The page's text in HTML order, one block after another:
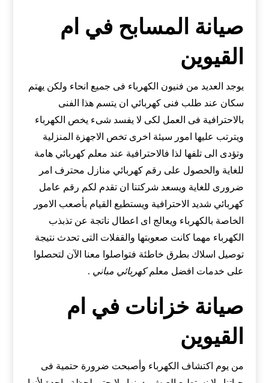
صيانة المسابح في ام
القيوين
يوجد العديد من فنيون الكهرباء فى جميع انحاء ولكن يهتم
سكان عند طلب فنى كهربائي ان يتسم هذا الفنى
بالاحترافية فى العمل لكى لا يفسد شىء يخص الكهرباء
ويترتب عليها امور سيئة اخرى تخص الاجهزة المنزلية
وتؤدى الى تلفها لذا فالاحترافية عند معلم كهربائي هامة
للغاية والحصول على رقم كهربائي منازل محترف امر
ضرورى للغاية ويسعد شركتنا ان تقدم لكم رقم عامل
كهربائي شديد الاحترافية ويستطيع القيام بأصعب الامور
الخاصة بالكهرباء ويعالج اى اعطال ناتجة عن تذبذب
الكهرباء مهما كانت صعوبتها والقفلات التى تحدث نتيجة
توصيل اسلاك بطرق خاطئة فتواصلوا معنا الآن لتحصلوا
على خدمات افضل معلمكهربائي مباني .
صيانة خزانات في ام
القيوين
من يوم اكتشاف الكهرباء وأصبحت ضرورة حتمية فى